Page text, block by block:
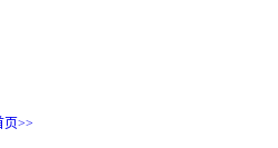
页>>